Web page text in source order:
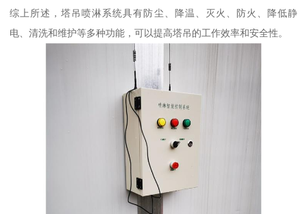
综上所述，塔吊喷淋系统具有防尘、降温、灭火、防火、降低静
电、清洗和维护等多种功能，可以提高塔吊的工作效率和安全性。